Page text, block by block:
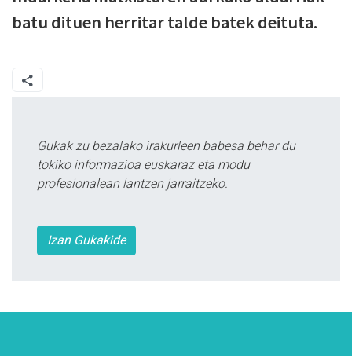
batu dituen herritar talde batek deituta.
Gukak zu bezalako irakurleen babesa behar du
tokiko informazioa euskaraz eta modu
profesionalean lantzen jarraitzeko.
Izan Gukakide